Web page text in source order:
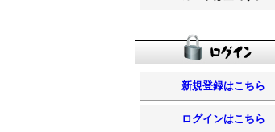
新規登録はこちら
ログインはこちら